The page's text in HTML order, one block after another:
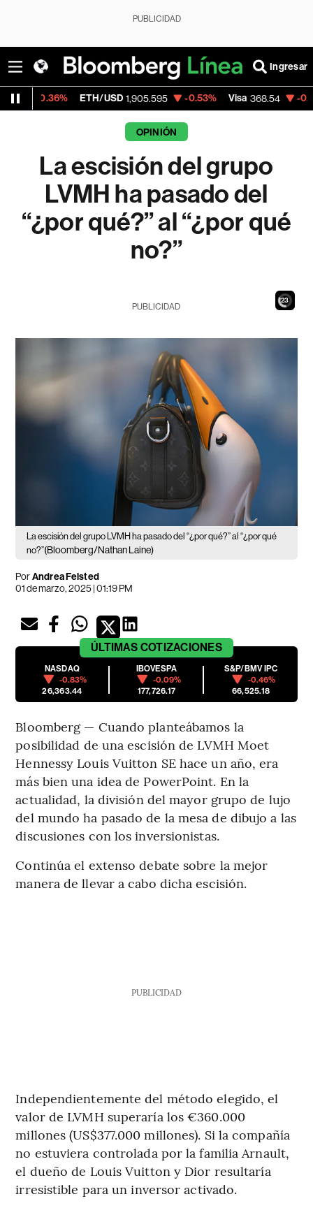
PUBLICIDAD
Ingresar
ETH/USD 1,905.595 -0.53% Visa 368.54 -0.28%
OPINIÓN
La escisión del grupo
LVMH ha pasado del
“¿por qué?” al “¿por qué
no?”
21
PUBLICIDAD
La escisión del grupo LVMH ha pasado del “¿por qué?” al “¿por qué
no?”(Bloomberg/Nathan Laine)
PorAndrea Felsted
01 de marzo, 2025 | 01:19 PM
ÚLTIMAS COTIZACIONES
NASDAQ
-0.83%
26,363.44
IBOVESPA
-0.09%
177,726.17
S&P/BMV IPC
-0.46%
66,525.18
Bloomberg — Cuando planteábamos la
posibilidad de una escisión de LVMH Moet
Hennessy Louis Vuitton SE hace un año, era
más bien una idea de PowerPoint. En la
actualidad, la división del mayor grupo de lujo
del mundo ha pasado de la mesa de dibujo a las
discusiones con los inversionistas.
Continúa el extenso debate sobre la mejor
manera de llevar a cabo dicha escisión.
PUBLICIDAD
Independientemente del método elegido, el
valor de LVMH superaría los €360.000
millones (US$377.000 millones). Si la compañía
no estuviera controlada por la familia Arnault,
el dueño de Louis Vuitton y Dior resultaría
irresistible para un inversor activado.